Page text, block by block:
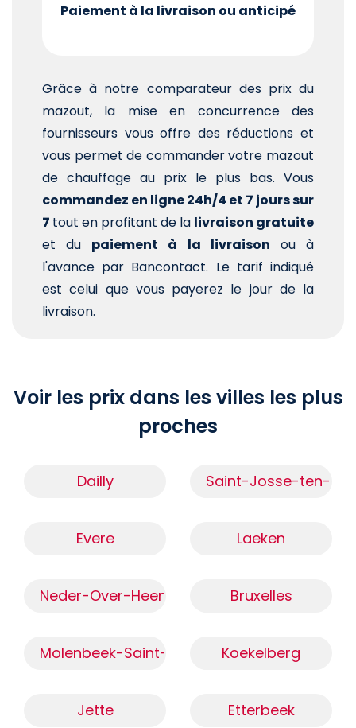
Paiement à la livraison ou anticipé
Grâce à notre comparateur des prix du
mazout, la mise en concurrence des
fournisseurs vous offre des réductions et
vous permet de commander votre mazout
de chauffage au prix le plus bas. Vous
commandez en ligne 24h/4 et 7 jours sur
7 tout en profitant de la livraison gratuite
et du paiement à la livraison ou à
l'avance par Bancontact. Le tarif indiqué
est celui que vous payerez le jour de la
livraison.
Voir les prix dans les villes les plus
proches
Dailly Saint-Josse-ten-
Evere Laeken
Neder-Over-Heembeek Bruxelles
Molenbeek-Saint-Jean Koekelberg
Jette Etterbeek